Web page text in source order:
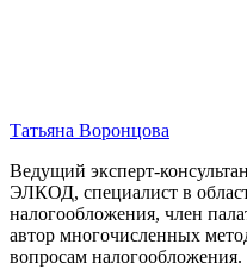
Татьяна Воронцова
Ведущий эксперт-
ЭЛКОД, специалист в
налогообложения, член
автор многочисленных
вопросам налогообложения.